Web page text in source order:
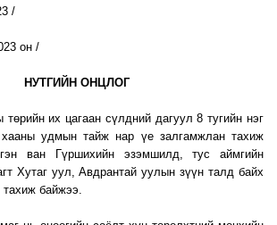
/
он /
НУТГИЙН ОНЦЛОГ
их цагаан сүлдний дагуул 8 тугийн нэг
хааны удмын тайж нар үе залгамжлан тахиж
ван Гүршихийн эзэмшилд, тус аймгийн
Хутаг уул, Авдрантай уулын зүүн талд байх
байжээ.